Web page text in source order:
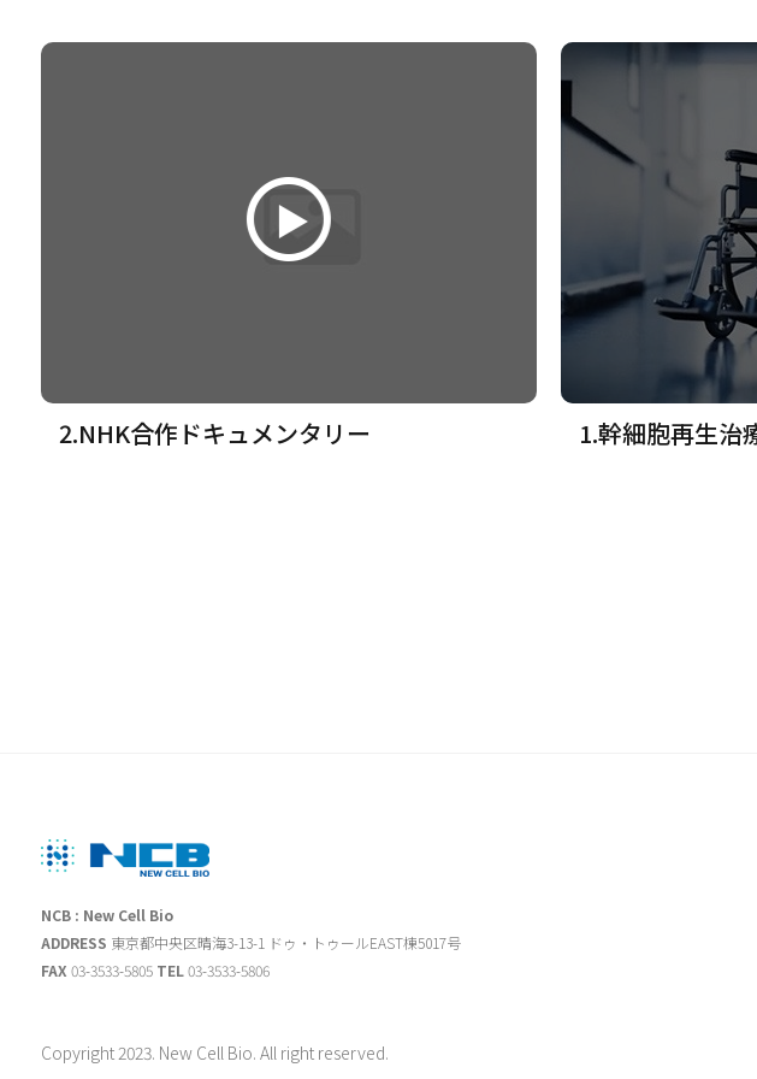
2.NHK合作ドキュメンタリー 1.幹細胞再生治
NCB : New Cell Bio
ADDRESS 東京都中央区晴海3-13-1 ドゥ・トゥールEAST棟5017号
FAX 03-3533-5805 TEL03-3533-5806
Copyright 2023. New Cell Bio. All right reserved.